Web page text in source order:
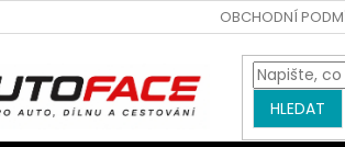
OBCHODNÍ
HLEDAT